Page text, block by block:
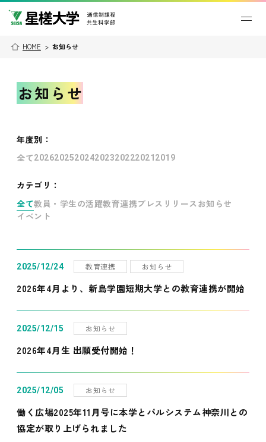
HOME > お知らせ
お知らせ
年度別 ：
全て202620252024202320222021 2019
カテゴリ：
全て教員・学生の活躍教育連携プレスリリース お知らせ
イベント
2025/12/24 教育連携 お知らせ
2026年4月より、新島学園短期大学との教育連携が開始
2025/12/15 お知らせ
2026年4月生 出願受付開始！
2025/12/05 お知らせ
働く広場2025年11月号に本学とパルシステム神奈川との
協定が取り上げられました